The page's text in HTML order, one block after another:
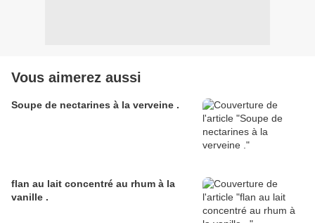
Vous aimerez aussi
Soupe de nectarines à la verveine .
flan au lait concentré au rhum à la
vanille .